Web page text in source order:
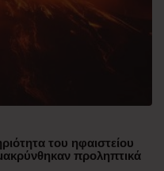
του ηφαιστείου
προληπτικά